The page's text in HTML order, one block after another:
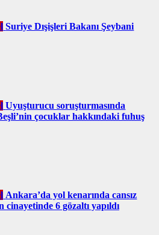
Suriye Dışişleri Bakanı Şeybani
Uyuşturucu soruşturmasında
çocuklar hakkındaki fuhuş
Ankara’da yol kenarında cansız
6 gözaltı yapıldı